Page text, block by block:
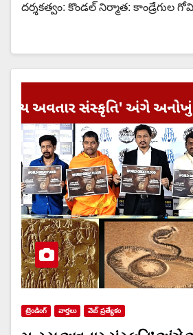
దర్శకత్వం: కొండల్ నిర్మాత: కాండ్రేగుల
ట్రెండింగ్ వార్త‌లు వెబ్ ప్రత్యేకం